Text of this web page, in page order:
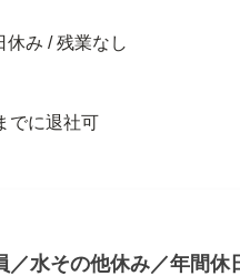
休み / 残業なし
でに退社可
／水その他休み／年間休